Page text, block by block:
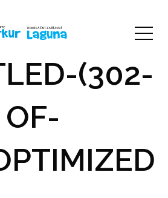
(302-
OF-